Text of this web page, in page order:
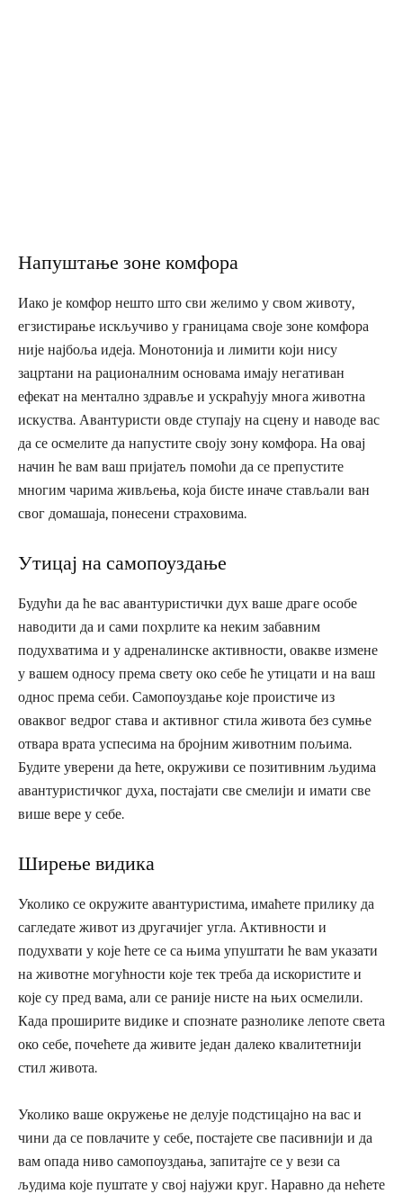
Напуштање зоне комфора
Иако је комфор нешто што сви желимо у свом животу,
егзистирање искључиво у границама своје зоне комфора
није најбоља идеја. Монотонија и лимити који нису
зацртани на рационалним основама имају негативан
ефекат на ментално здравље и ускраћују многа животна
искуства. Авантуристи овде ступају на сцену и наводе вас
да се осмелите да напустите своју зону комфора. На овај
начин ће вам ваш пријатељ помоћи да се препустите
многим чарима живљења, која бисте иначе стављали ван
свог домашаја, понесени страховима.
Утицај на самопоуздање
Будући да ће вас авантуристички дух ваше драге особе
наводити да и сами похрлите ка неким забавним
подухватима и у адреналинске активности, овакве измене
у вашем односу према свету око себе ће утицати и на ваш
однос према себи. Самопоуздање које проистиче из
оваквог ведрог става и активног стила живота без сумње
отвара врата успесима на бројним животним пољима.
Будите уверени да ћете, окруживи се позитивним људима
авантуристичког духа, постајати све смелији и имати све
више вере у себе.
Ширење видика
Уколико се окружите авантуристима, имаћете прилику да
сагледате живот из другачијег угла. Активности и
подухвати у које ћете се са њима упуштати ће вам указати
на животне могућности које тек треба да искористите и
које су пред вама, али се раније нисте на њих осмелили.
Када проширите видике и спознате разнолике лепоте света
око себе, почећете да живите један далеко квалитетнији
стил живота.
Уколико ваше окружење не делује подстицајно на вас и
чини да се повлачите у себе, постајете све пасивнији и да
вам опада ниво самопоуздања, запитајте се у вези са
људима које пуштате у свој најужи круг. Наравно да нећете